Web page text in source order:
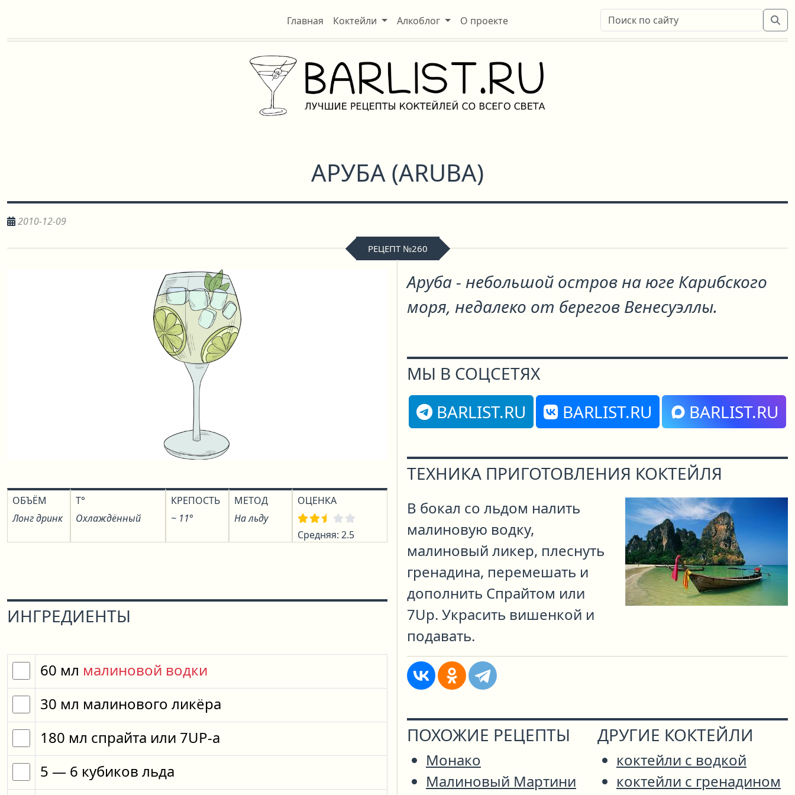
Главная Коктейли Алкоблог О проекте
АРУБА (ARUBA)
2010-12-09
РЕЦЕПТ №260
ОБЪЁМ
Лонг дринк
T°
Охлаждённый
КРЕПОСТЬ
~ 11°
МЕТОД
На льду
ОЦЕНКА
Средняя: 2.5
ИНГРЕДИЕНТЫ
60 мл малиновой водки
30 мл малинового ликёра
180 мл спрайта или 7UP-a
5 — 6 кубиков льда
Аруба - небольшой остров на юге Карибского
моря, недалеко от берегов Венесуэллы.
МЫ В СОЦСЕТЯХ
BARLIST.RU
BARLIST.RU BARLIST.RU
ТЕХНИКА ПРИГОТОВЛЕНИЯ КОКТЕЙЛЯ
В бокал со льдом налить
малиновую водку,
малиновый ликер, плеснуть
гренадина, перемешать и
дополнить Спрайтом или
7Up. Украсить вишенкой и
подавать.
ПОХОЖИЕ РЕЦЕПТЫ
Монако
Малиновый Мартини
ДРУГИЕ КОКТЕЙЛИ
коктейли с водкой
коктейли с гренадином